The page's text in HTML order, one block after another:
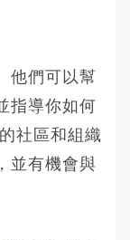
他們可以幫
指導你如何
社區和組織
並有機會與